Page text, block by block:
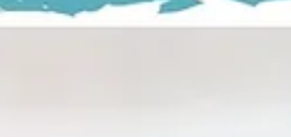
Nómadas, (16), pp. 102-113. Santos,
Boaventura (2010)